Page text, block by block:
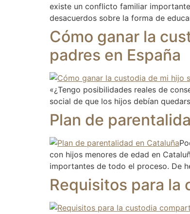
existe un conflicto familiar
desacuerdos sobre la forma de
Cómo ganar la
padres en España
«¿Tengo posibilidades reales de
social de que los hijos debían
Plan de
con hijos menores de edad en
importantes de todo el proceso. De
Requisitos para la